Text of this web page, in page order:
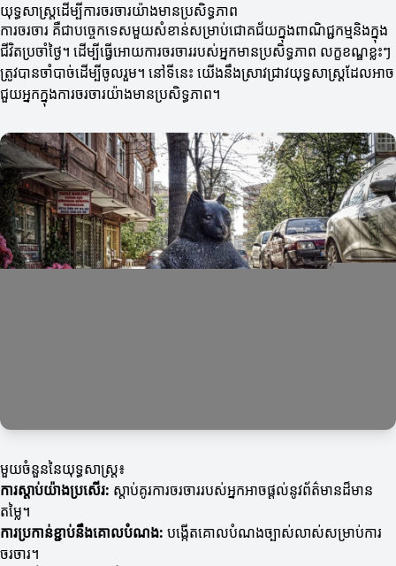
យុទ្ធសាស្ត្រដើម្បីការចរចារយ៉ាងមានប្រសិទ្ធភាព
ការចរចារ គឺជាបច្ចេកទេសមួយសំខាន់សម្រាប់ជោគជ័យក្នុងពាណិជ្ជកម្មនិងក្នុង
ជីវិតប្រចាំថ្ងៃ។ ដើម្បីធ្វើអោយការចរចាររបស់អ្នកមានប្រសិទ្ធភាព លក្ខខណ្ឌខ្លះៗ
ត្រូវបានចាំបាច់ដើម្បីចូលរួម។ នៅទីនេះ យើងនឹងស្រាវជ្រាវយុទ្ធសាស្ត្រដែលអាច
ជួយអ្នកក្នុងការចរចារយ៉ាងមានប្រសិទ្ធភាព។
មួយចំនួននៃយុទ្ធសាស្ត្រ៖
ការស្តាប់យ៉ាងប្រសើរ: ស្តាប់គូរការចរចាររបស់អ្នកអាចផ្តល់នូវព័ត៌មានដ៏មាន
តម្លៃ។
ការប្រកាន់ខ្ជាប់នឹងគោលបំណង: បង្កើតគោលបំណងច្បាស់លាស់សម្រាប់ការ
ចរចារ។